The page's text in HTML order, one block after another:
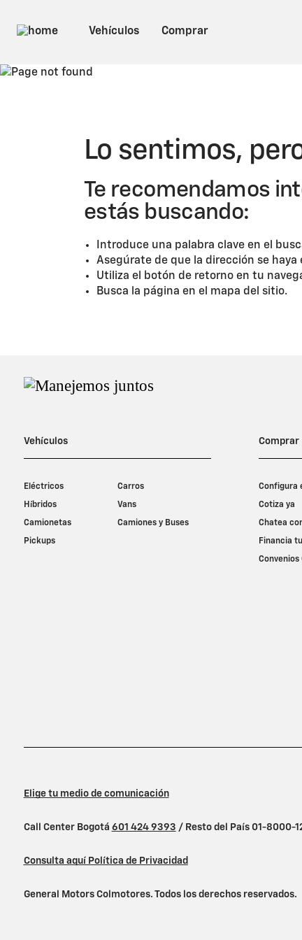
Lo sentimos,
Te recomendamos
estás buscando:
Introduce una palabra clave en el
Asegúrate de que la dirección se
Utiliza el botón de retorno en tu
Busca la página en el mapa del sitio.